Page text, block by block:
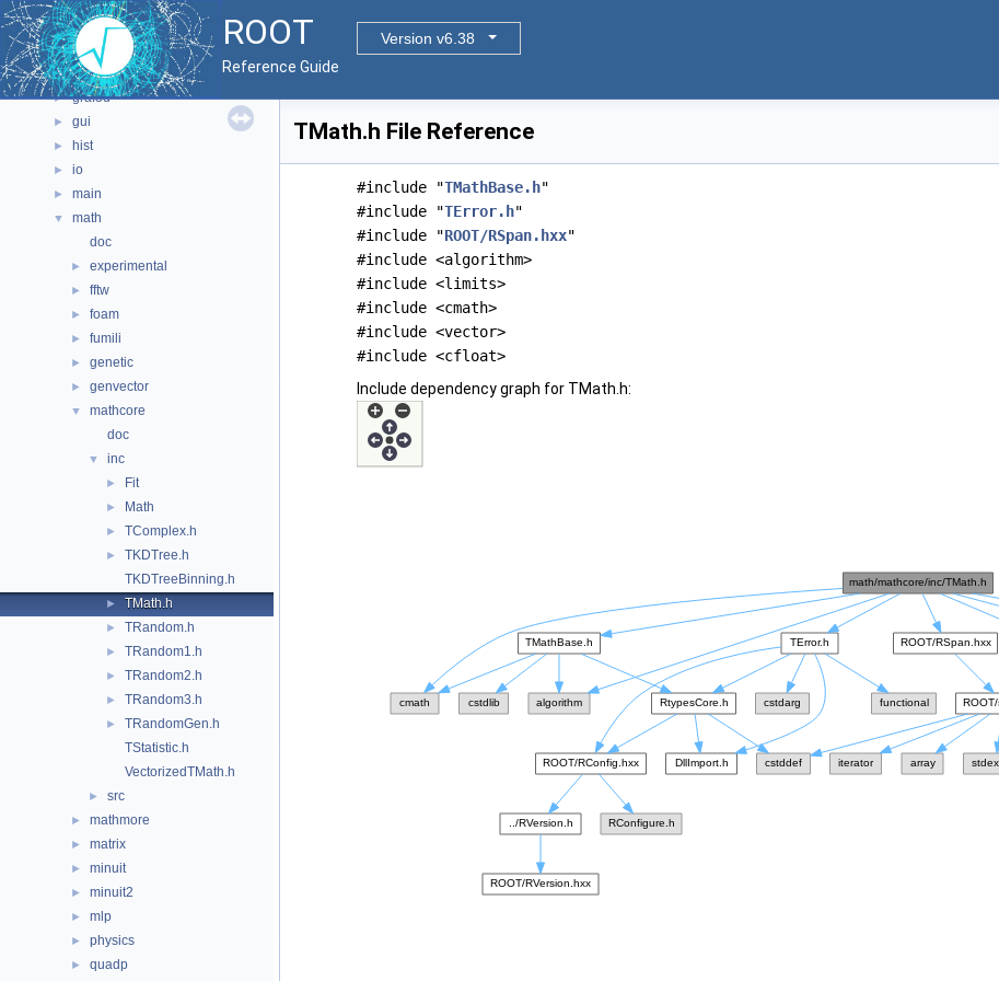
ROOT
Version v6.38
Reference Guide
► documentation
► geom
► graf2d
► graf3d
► gui
► hist
► io
► main
▼
math
doc
► experimental
► fftw
► foam
► fumili
► genetic
► genvector
▼
mathcore
doc
▼ inc
► Fit
► Math
► TComplex.h
►
TKDTree.h
TKDTreeBinning.h
► TMath.h
► TRandom.h
► TRandom1.h
► TRandom2.h
► TRandom3.h
►
TRandomGen.h
TStatistic.h
VectorizedTMath.h
► src
► mathmore
► matrix
► minuit
► minuit2
► mlp
► physics
► quadp
TMath.h File Reference
#include "TMathBase.h"
#include "TError.h"
#include "ROOT/RSpan.hxx"
#include <algorithm>
#include <limits>
#include <cmath>
#include <vector>
#include <cfloat>
Include dependency graph for TMath.h: